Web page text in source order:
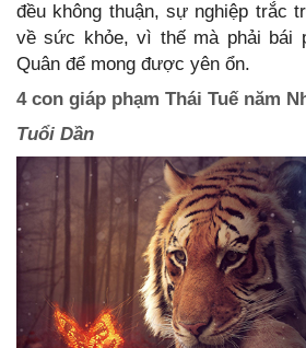
đều không thuận, sự nghiệp trắc
về sức khỏe, vì thế mà phải bái
Quân để mong được yên ổn.
4 con giáp phạm Thái Tuế năm
Tuổi Dần